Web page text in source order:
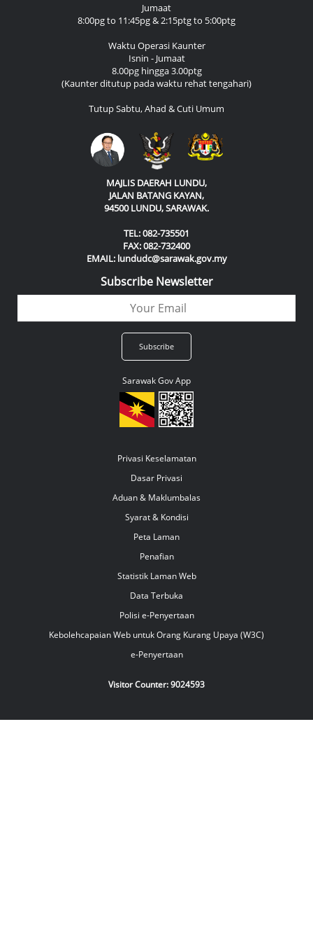
Jumaat
8:00pg to 11:45pg & 2:15ptg to 5:00ptg
Waktu Operasi Kaunter
Isnin - Jumaat
8.00pg hingga 3.00ptg
(Kaunter ditutup pada waktu rehat tengahari)
Tutup Sabtu, Ahad & Cuti Umum
MAJLIS DAERAH LUNDU,
JALAN BATANG KAYAN,
94500 LUNDU, SARAWAK.
TEL: 082-735501
FAX: 082-732400
EMAIL: lundudc@sarawak.gov.my
Subscribe Newsletter
Sarawak Gov App
Privasi Keselamatan
Dasar Privasi
Aduan & Maklumbalas
Syarat & Kondisi
Peta Laman
Penafian
Statistik Laman Web
Data Terbuka
Polisi e-Penyertaan
Kebolehcapaian Web untuk Orang Kurang Upaya (W3C)
e-Penyertaan
Visitor Counter:9024593